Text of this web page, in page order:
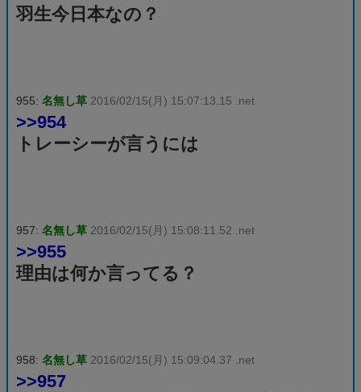
羽生今日本なの？
955: 名無し草 2016/02/15(月) 15:07:13.15 .net
>>954
トレーシーが言うには
957: 名無し草 2016/02/15(月) 15:08:11.52 .net
>>955
理由は何か言ってる？
958: 名無し草 2016/02/15(月) 15:09:04.37 .net
>>957